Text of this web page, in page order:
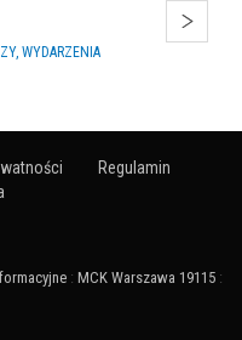
WYDARZENIA
Regulamin
: MCK Warszawa 19115 :